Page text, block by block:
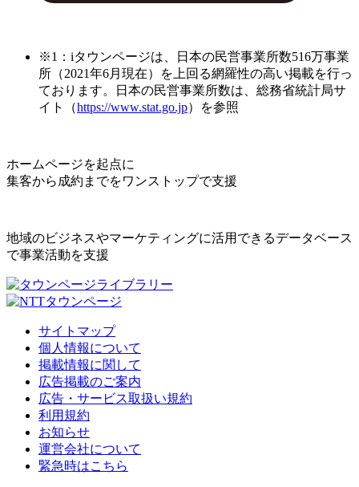
※1：iタウンページは、日本の民営事業所数516万事業
所（2021年6月現在）を上回る網羅性の高い掲載を行っ
ております。日本の民営事業所数は、総務省統計局サ
イト（https://www.stat.go.jp）を参照
ホームページを起点に
集客から成約までをワンストップで支援
地域のビジネスやマーケティングに活用できるデータベース
で事業活動を支援
サイトマップ
個人情報について
掲載情報に関して
広告掲載のご案内
広告・サービス取扱い規約
利用規約
お知らせ
運営会社について
緊急時はこちら